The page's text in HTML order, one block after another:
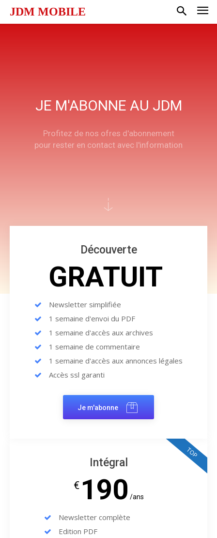
JDM MOBILE
JE M'ABONNE AU JDM
Profitez de nos ofres d'abonnement
pour rester en contact avec l'information
Découverte
GRATUIT
Newsletter simplifiée
1 semaine d'envoi du PDF
1 semaine d'accès aux archives
1 semaine de commentaire
1 semaine d'accès aux annonces légales
Accès ssl garanti
Je m'abonne
TOP
Intégral
€ 190 /ans
Newsletter complète
Edition PDF